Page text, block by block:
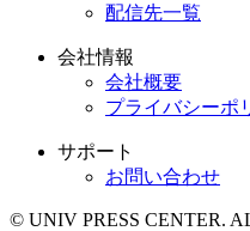
配信先一覧
会社情報
会社概要
プライバシーポ
サポート
お問い合わせ
© UNIV PRESS CENTER.